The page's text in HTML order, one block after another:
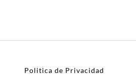
Politica de Privacidad